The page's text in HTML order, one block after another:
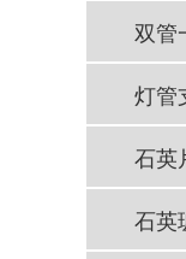
双管
灯管
石英
石英